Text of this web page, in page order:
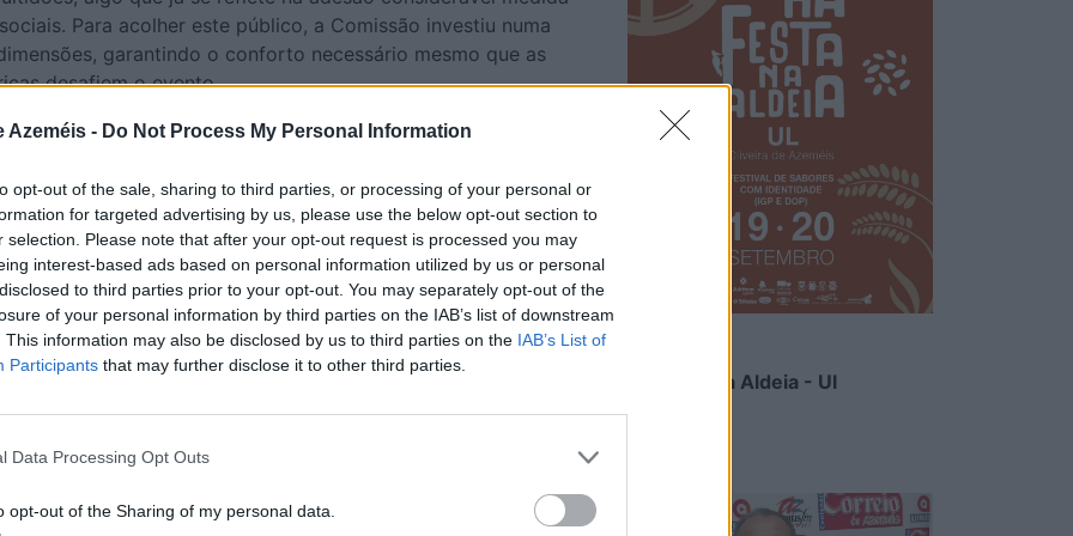
Azeméis - Do Not Process My Personal Information
opt-out of the sale, sharing to third parties, or processing of your personal or
for targeted advertising by us, please use the below opt-out section to
selection. Please note that after your opt-out request is processed you may
interest-based ads based on personal information utilized by us or personal
to third parties prior to your opt-out. You may separately opt-out of the
of your personal information by third parties on the IAB’s list of downstream
This information may also be disclosed by us to third parties on the IAB’s List of
Participants that may further disclose it to other third parties.
Data Processing Opt Outs
opt-out of the Sharing of my personal data.
Para acolher este público, a Comissão investiu numa
garantindo o conforto necessário mesmo que as
desafiem o evento.
de atrair não só os habitantes locais, mas também
padeiras continua a ser o grande cartão de visita.
existe uma preocupação profunda com a vertente
das diferentes gerações. A Comissão promove atividades
se transmitem aos mais jovens. Este brio ulense, que os
com uma roupagem moderna.
Há Festa na Aldeia - Ul